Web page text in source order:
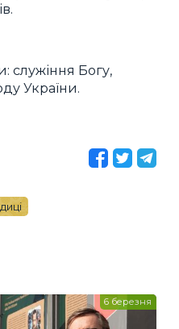
служіння Богу,
України.
6 березня